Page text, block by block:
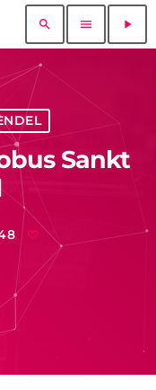
search menu play_arrow
Sankt